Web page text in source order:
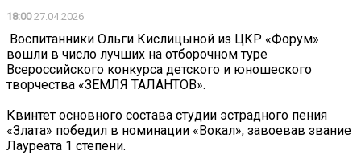
18:0027.04.2026
️ Воспитанники Ольги Кислицыной из ЦКР «Форум»
вошли в число лучших на отборочном туре
Всероссийского конкурса детского и юношеского
творчества «ЗЕМЛЯ ТАЛАНТОВ».
Квинтет основного состава студии эстрадного пения
«Злата» победил в номинации «Вокал», завоевав звание
Лауреата 1 степени.